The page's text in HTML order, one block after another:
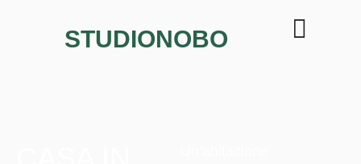
STUDIONOBO